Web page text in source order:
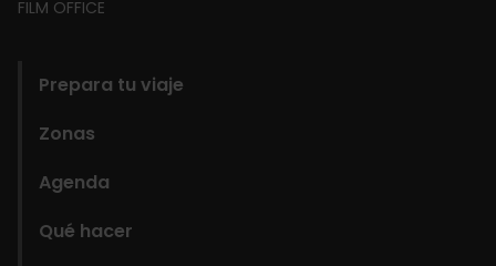
FILM OFFICE
Prepara tu viaje
Zonas
Agenda
Qué hacer